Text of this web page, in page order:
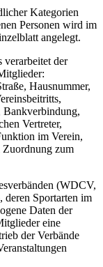
Kategorien
Personen wird im
angelegt.
verarbeitet der
Hausnummer,
Bankverbindung,
Vertreter,
im Verein,
Zuordnung zum
(WDCV,
Sportarten im
Daten der
eine
der Verbände